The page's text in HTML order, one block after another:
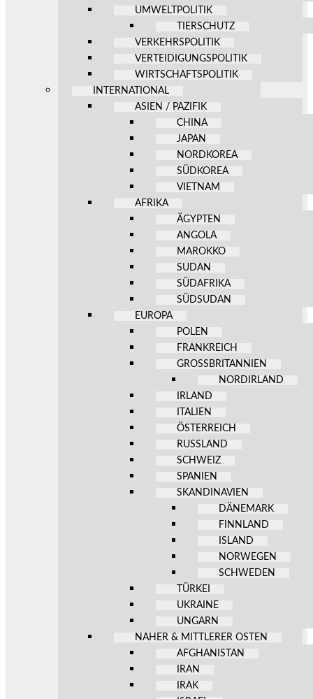
UMWELTPOLITIK
TIERSCHUTZ
VERKEHRSPOLITIK
VERTEIDIGUNGSPOLITIK
WIRTSCHAFTSPOLITIK
INTERNATIONAL
ASIEN / PAZIFIK
CHINA
JAPAN
NORDKOREA
SÜDKOREA
VIETNAM
AFRIKA
ÄGYPTEN
ANGOLA
MAROKKO
SUDAN
SÜDAFRIKA
SÜDSUDAN
EUROPA
POLEN
FRANKREICH
GROSSBRITANNIEN
NORDIRLAND
IRLAND
ITALIEN
ÖSTERREICH
RUSSLAND
SCHWEIZ
SPANIEN
SKANDINAVIEN
DÄNEMARK
FINNLAND
ISLAND
NORWEGEN
SCHWEDEN
TÜRKEI
UKRAINE
UNGARN
NAHER & MITTLERER OSTEN
AFGHANISTAN
IRAN
IRAK